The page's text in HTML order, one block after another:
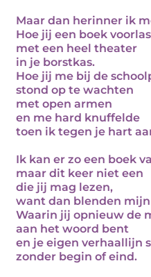
Maar dan herinner ik
Hoe jij een boek voorlas
met een heel theater
in je borstkas.
Hoe jij me bij de
stond op te wachten
met open armen
en me hard knuffelde
toen ik tegen je hart
Ik kan er zo een boek
maar dit keer niet een
die jij mag lezen,
want dan blenden
Waarin jij opnieuw de
aan het woord bent
en je eigen verhaallijn
zonder begin of eind.